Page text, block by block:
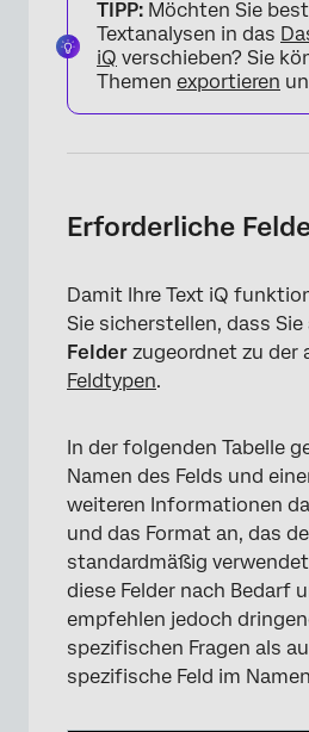
TIPP: Möchten Sie
Textanalysen in das
iQ verschieben? Sie
Themen exportieren
Erforderliche
Damit Ihre Text iQ
Sie sicherstellen, dass Sie
Felder zugeordnet zu der
Feldtypen.
In der folgenden Tabelle
Namen des Felds und
weiteren Informationen
und das Format an, das
standardmäßig
diese Felder nach Bedarf
empfehlen jedoch
spezifischen Fragen als
spezifische Feld im